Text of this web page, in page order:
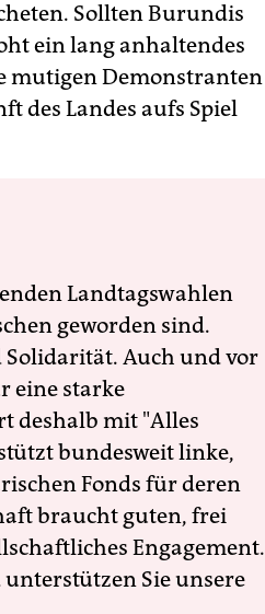
Sollten Burundis
ein lang anhaltendes
mutigen Demonstranten
des Landes aufs Spiel
Landtagswahlen
geworden sind.
Auch und vor
eine starke
deshalb mit "Alles
bundesweit linke,
Fonds für deren
braucht guten, frei
Engagement.
Sie unsere